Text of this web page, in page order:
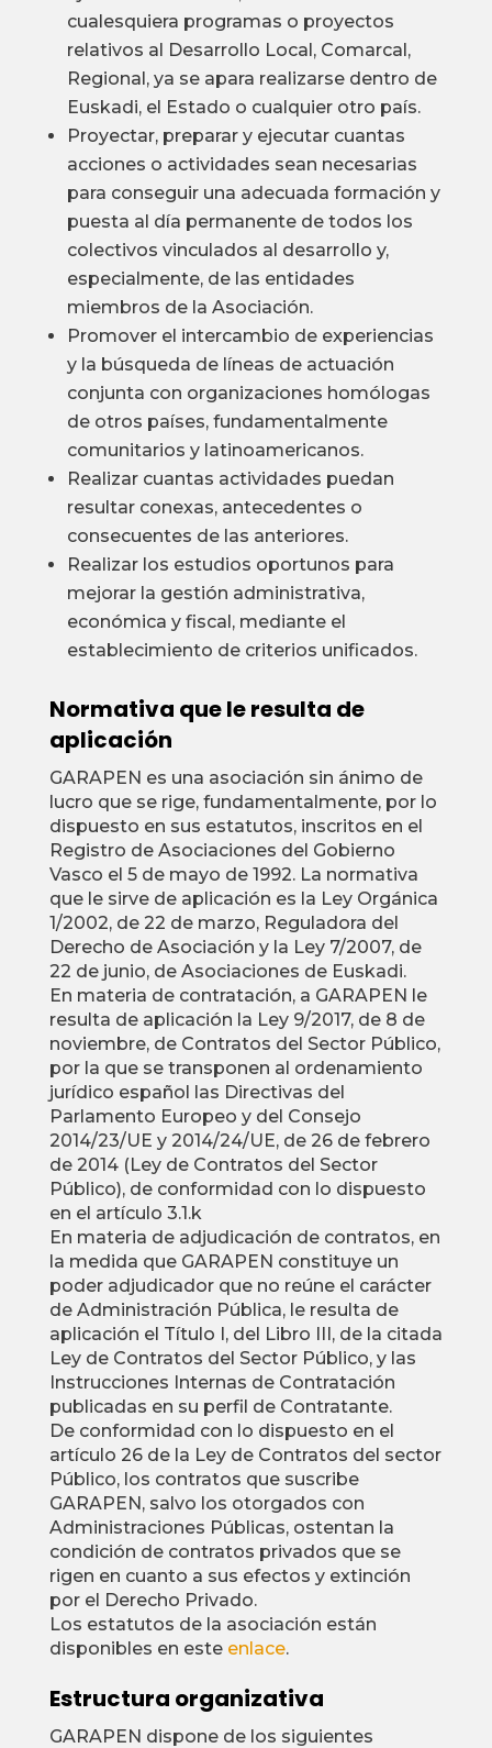
cualesquiera programas o proyectos
relativos al Desarrollo Local, Comarcal,
Regional, ya se apara realizarse dentro de
Euskadi, el Estado o cualquier otro país.
Proyectar, preparar y ejecutar cuantas
acciones o actividades sean necesarias
para conseguir una adecuada formación y
puesta al día permanente de todos los
colectivos vinculados al desarrollo y,
especialmente, de las entidades
miembros de la Asociación.
Promover el intercambio de experiencias
y la búsqueda de líneas de actuación
conjunta con organizaciones homólogas
de otros países, fundamentalmente
comunitarios y latinoamericanos.
Realizar cuantas actividades puedan
resultar conexas, antecedentes o
consecuentes de las anteriores.
Realizar los estudios oportunos para
mejorar la gestión administrativa,
económica y fiscal, mediante el
establecimiento de criterios unificados.
Normativa que le resulta de
aplicación
GARAPEN es una asociación sin ánimo de
lucro que se rige, fundamentalmente, por lo
dispuesto en sus estatutos, inscritos en el
Registro de Asociaciones del Gobierno
Vasco el 5 de mayo de 1992. La normativa
que le sirve de aplicación es la Ley Orgánica
1/2002, de 22 de marzo, Reguladora del
Derecho de Asociación y la Ley 7/2007, de
22 de junio, de Asociaciones de Euskadi.
En materia de contratación, a GARAPEN le
resulta de aplicación la Ley 9/2017, de 8 de
noviembre, de Contratos del Sector Público,
por la que se transponen al ordenamiento
jurídico español las Directivas del
Parlamento Europeo y del Consejo
2014/23/UE y 2014/24/UE, de 26 de febrero
de 2014 (Ley de Contratos del Sector
Público), de conformidad con lo dispuesto
en el artículo 3.1.k
En materia de adjudicación de contratos, en
la medida que GARAPEN constituye un
poder adjudicador que no reúne el carácter
de Administración Pública, le resulta de
aplicación el Título I, del Libro III, de la citada
Ley de Contratos del Sector Público, y las
Instrucciones Internas de Contratación
publicadas en su perfil de Contratante.
De conformidad con lo dispuesto en el
artículo 26 de la Ley de Contratos del sector
Público, los contratos que suscribe
GARAPEN, salvo los otorgados con
Administraciones Públicas, ostentan la
condición de contratos privados que se
rigen en cuanto a sus efectos y extinción
por el Derecho Privado.
Los estatutos de la asociación están
disponibles en este enlace.
Estructura organizativa
GARAPEN dispone de los siguientes